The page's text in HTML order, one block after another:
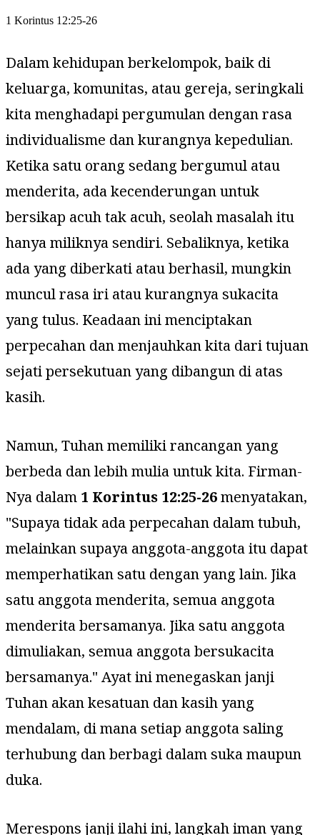
1 Korintus 12:25-26
Dalam kehidupan berkelompok, baik di
keluarga, komunitas, atau gereja, seringkali
kita menghadapi pergumulan dengan rasa
individualisme dan kurangnya kepedulian.
Ketika satu orang sedang bergumul atau
menderita, ada kecenderungan untuk
bersikap acuh tak acuh, seolah masalah itu
hanya miliknya sendiri. Sebaliknya, ketika
ada yang diberkati atau berhasil, mungkin
muncul rasa iri atau kurangnya sukacita
yang tulus. Keadaan ini menciptakan
perpecahan dan menjauhkan kita dari tujuan
sejati persekutuan yang dibangun di atas
kasih.
Namun, Tuhan memiliki rancangan yang
berbeda dan lebih mulia untuk kita. Firman-
Nya dalam 1 Korintus 12:25-26menyatakan,
"Supaya tidak ada perpecahan dalam tubuh,
melainkan supaya anggota-anggota itu dapat
memperhatikan satu dengan yang lain. Jika
satu anggota menderita, semua anggota
menderita bersamanya. Jika satu anggota
dimuliakan, semua anggota bersukacita
bersamanya." Ayat ini menegaskan janji
Tuhan akan kesatuan dan kasih yang
mendalam, di mana setiap anggota saling
terhubung dan berbagi dalam suka maupun
duka.
Merespons janji ilahi ini, langkah iman yang